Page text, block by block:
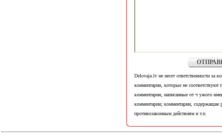
Delovaja.lv не несет ответственности за
комментарии, которые не
комментарии, написанные от ч ужого
комментарии; комментарии,
противозаконным действиям и т.п.